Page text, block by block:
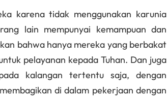
karena tidak menggunakan karunia
lain mempunyai kemampuan dan
bahwa hanya mereka yang berbakat
pelayanan kepada Tuhan. Dan juga
kalangan tertentu saja, dengan
di dalam pekerjaan dengan